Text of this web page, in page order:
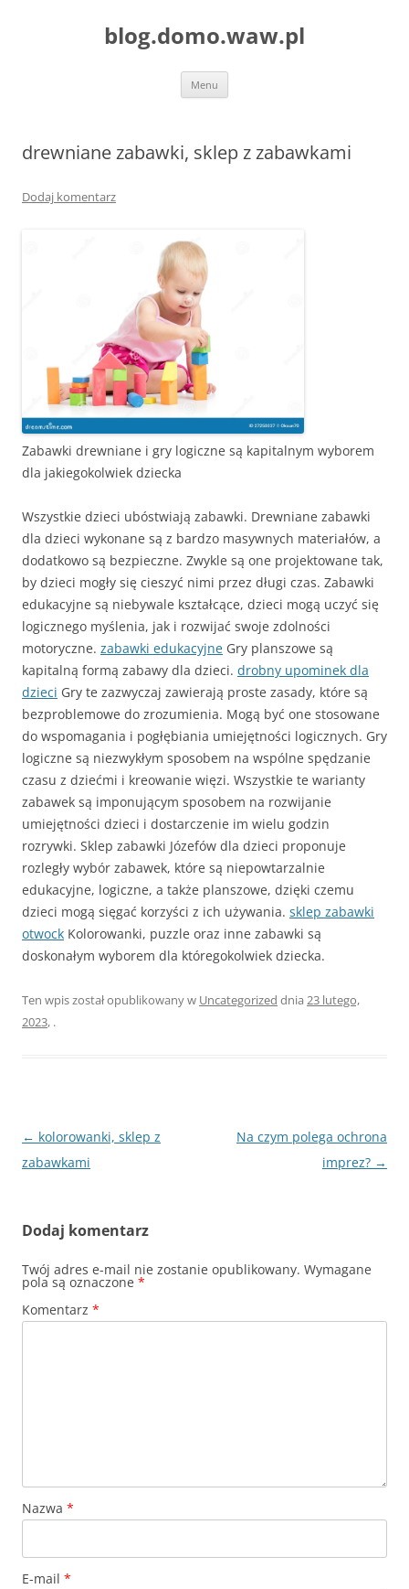
blog.domo.waw.pl
Menu
drewniane zabawki, sklep z zabawkami
Dodaj komentarz
Zabawki drewniane i gry logiczne są kapitalnym wyborem
dla jakiegokolwiek dziecka
Wszystkie dzieci ubóstwiają zabawki. Drewniane zabawki
dla dzieci wykonane są z bardzo masywnych materiałów, a
dodatkowo są bezpieczne. Zwykle są one projektowane tak,
by dzieci mogły się cieszyć nimi przez długi czas. Zabawki
edukacyjne są niebywale kształcące, dzieci mogą uczyć się
logicznego myślenia, jak i rozwijać swoje zdolności
motoryczne. zabawki edukacyjne Gry planszowe są
kapitalną formą zabawy dla dzieci. drobny upominek dla
dzieci Gry te zazwyczaj zawierają proste zasady, które są
bezproblemowe do zrozumienia. Mogą być one stosowane
do wspomagania i pogłębiania umiejętności logicznych. Gry
logiczne są niezwykłym sposobem na wspólne spędzanie
czasu z dziećmi i kreowanie więzi. Wszystkie te warianty
zabawek są imponującym sposobem na rozwijanie
umiejętności dzieci i dostarczenie im wielu godzin
rozrywki. Sklep zabawki Józefów dla dzieci proponuje
rozległy wybór zabawek, które są niepowtarzalnie
edukacyjne, logiczne, a także planszowe, dzięki czemu
dzieci mogą sięgać korzyści z ich używania. sklep zabawki
otwock Kolorowanki, puzzle oraz inne zabawki są
doskonałym wyborem dla któregokolwiek dziecka.
Ten wpis został opublikowany w Uncategorized dnia 23 lutego,
2023, .
Nawigacja
wpisu
← kolorowanki, sklep z
zabawkami
Na czym polega ochrona
imprez? →
Dodaj komentarz
Twój adres e-mail nie zostanie opublikowany. Wymagane
pola są oznaczone *
Komentarz *
Nazwa *
E-mail *